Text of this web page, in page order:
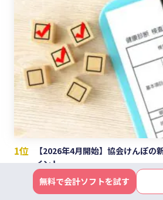
1位
【2026年4月開始】協会けんぽの
イント
無料で会計ソフトを試す